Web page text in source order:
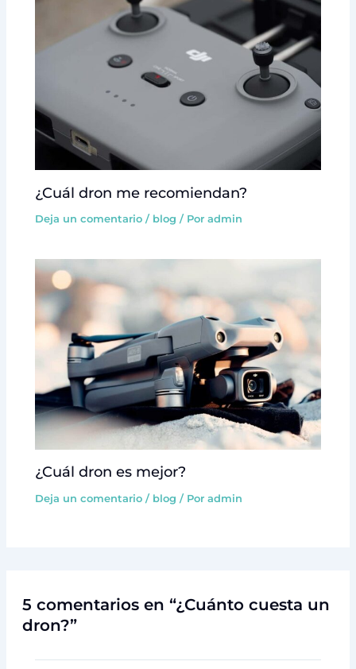
¿Cuál dron me recomiendan?
Deja un comentario / blog / Poradmin
¿Cuál dron es mejor?
Deja un comentario / blog / Poradmin
5 comentarios en “¿Cuánto cuesta un
dron?”